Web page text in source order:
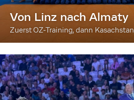
Von Linz nach Almaty
Zuerst OZ-Training, dann Kasachstan